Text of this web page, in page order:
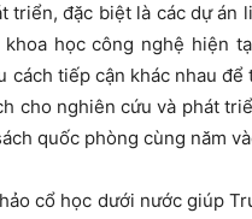
triển, đặc biệt là các dự án
học công nghệ hiện
cách tiếp cận khác nhau
cho nghiên cứu và phát
quốc phòng cùng năm
cổ học dưới nước giúp